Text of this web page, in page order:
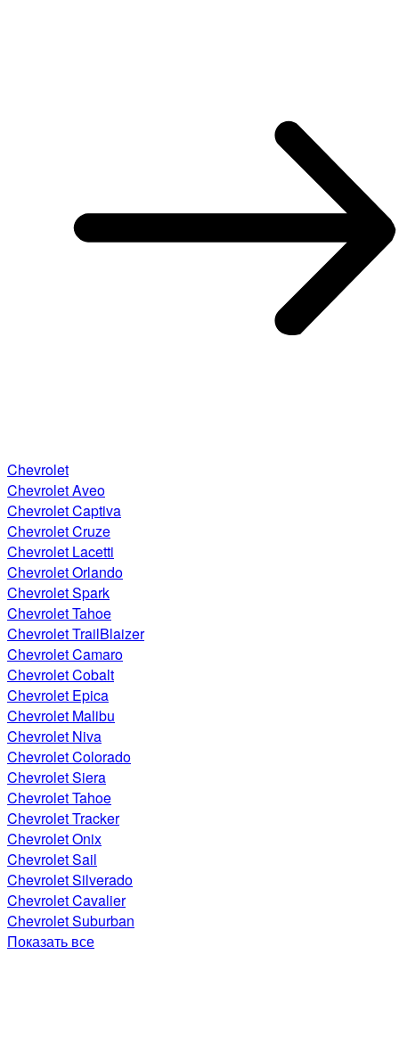
Chevrolet
Chevrolet Aveo
Chevrolet Captiva
Chevrolet Cruze
Chevrolet Lacetti
Chevrolet Orlando
Chevrolet Spark
Chevrolet Tahoe
Chevrolet TrailBlaizer
Chevrolet Camaro
Chevrolet Cobalt
Chevrolet Epica
Chevrolet Malibu
Chevrolet Niva
Chevrolet Colorado
Chevrolet Siera
Chevrolet Tahoe
Chevrolet Tracker
Chevrolet Onix
Chevrolet Sail
Chevrolet Silverado
Chevrolet Cavalier
Chevrolet Suburban
Показать все